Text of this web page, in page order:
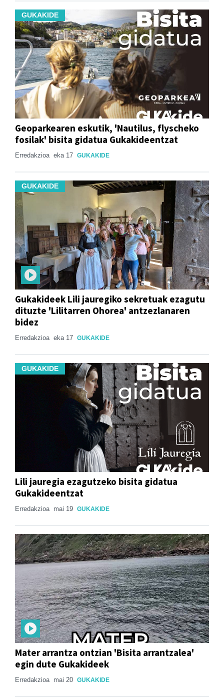
GUKAKIDE
Geoparkearen eskutik, 'Nautilus, flyscheko
fosilak' bisita gidatua Gukakideentzat
Erredakzioa eka 17 GUKAKIDE
GUKAKIDE
Gukakideek Lili jauregiko sekretuak ezagutu
dituzte 'Lilitarren Ohorea' antzezlanaren
bidez
Erredakzioa eka 17 GUKAKIDE
GUKAKIDE
Lili jauregia ezagutzeko bisita gidatua
Gukakideentzat
Erredakzioa mai 19 GUKAKIDE
Mater arrantza ontzian 'Bisita arrantzalea'
egin dute Gukakideek
Erredakzioa mai 20 GUKAKIDE